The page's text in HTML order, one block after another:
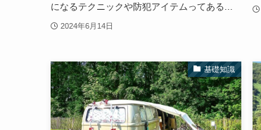
になるテクニックや防犯アイテムってある...
2024年6月14日
基礎知識